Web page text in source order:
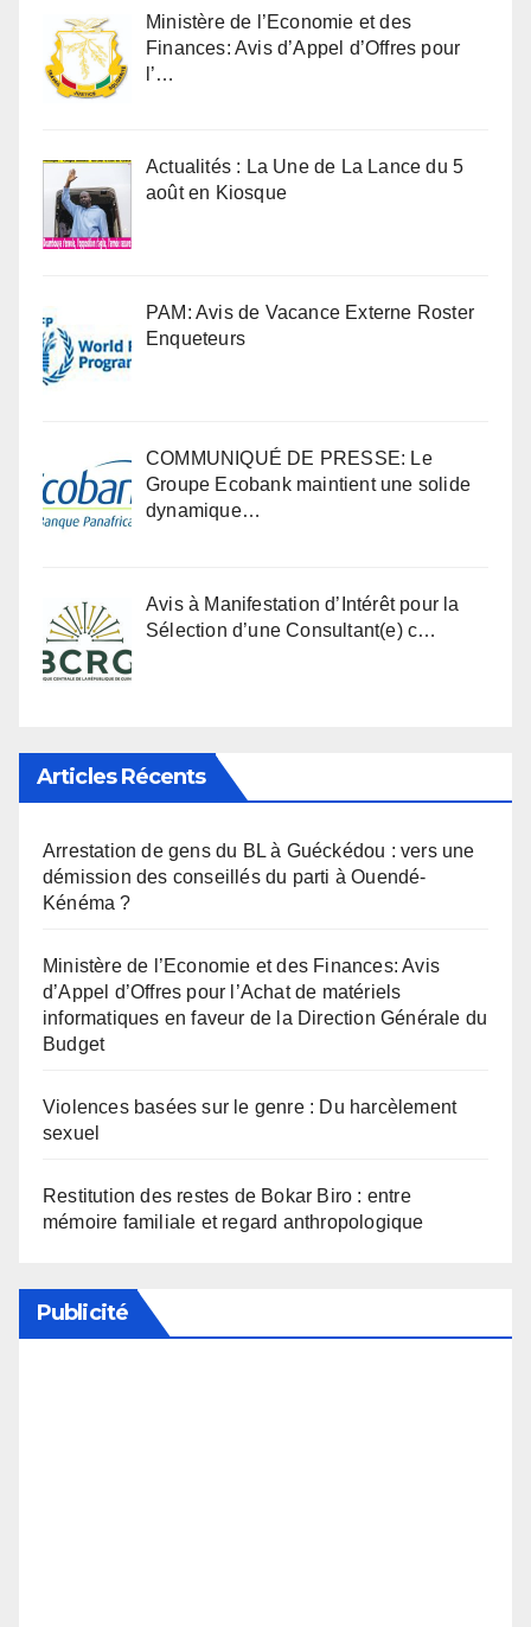
Ministère de l’Economie et des
Finances: Avis d’Appel d’Offres pour
l’…
Actualités : La Une de La Lance du 5
août en Kiosque
PAM: Avis de Vacance Externe Roster
Enqueteurs
COMMUNIQUÉ DE PRESSE: Le
Groupe Ecobank maintient une solide
dynamique…
Avis à Manifestation d’Intérêt pour la
Sélection d’une Consultant(e) c…
Articles Récents
Arrestation de gens du BL à Guéckédou : vers une
démission des conseillés du parti à Ouendé-
Kénéma ?
Ministère de l’Economie et des Finances: Avis
d’Appel d’Offres pour l’Achat de matériels
informatiques en faveur de la Direction Générale du
Budget
Violences basées sur le genre : Du harcèlement
sexuel
Restitution des restes de Bokar Biro : entre
mémoire familiale et regard anthropologique
Publicité